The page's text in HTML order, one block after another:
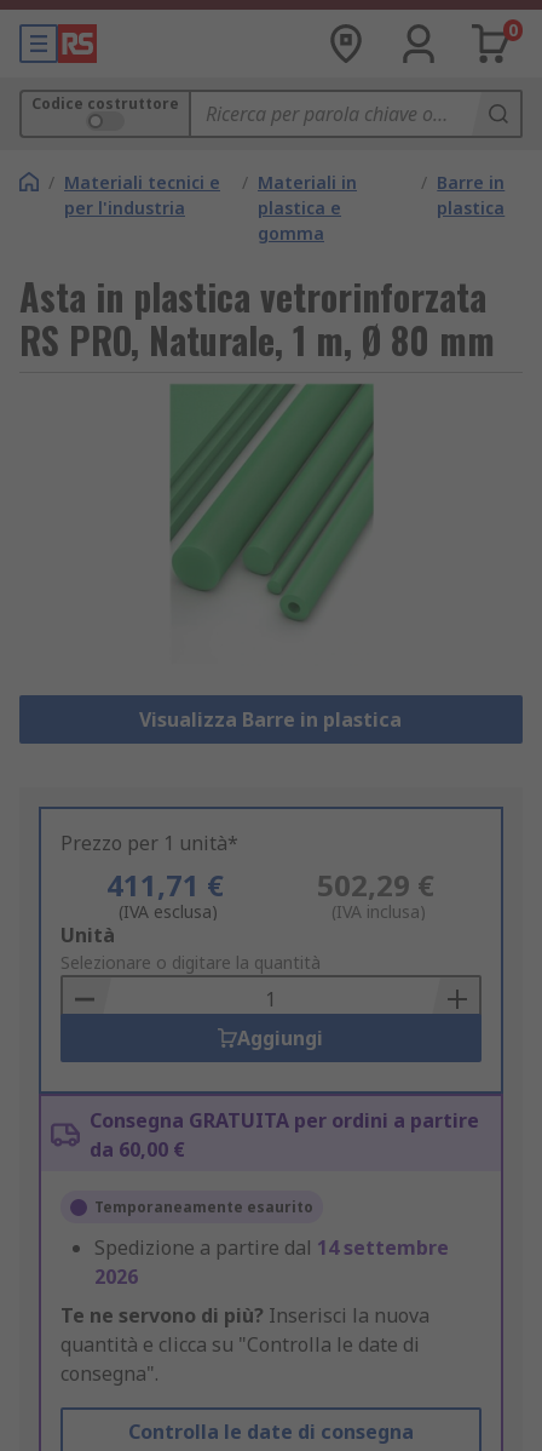
0
Codice costruttore
/ Materiali tecnici e
per l'industria
/ Materiali in
plastica e
gomma
/ Barre in
plastica
Asta in plastica vetrorinforzata
RS PRO, Naturale, 1 m, Ø 80 mm
Visualizza Barre in plastica
Prezzo per 1 unità*
411,71 €
(IVA esclusa)
502,29 €
(IVA inclusa)
Add
to
Basket
Unità
Selezionare o digitare la quantità
Aggiungi
Consegna GRATUITA per ordini a partire
da 60,00 €
Temporaneamente esaurito
Spedizione a partire dal 14 settembre
2026
Te ne servono di più? Inserisci la nuova
quantità e clicca su "Controlla le date di
consegna".
Controlla le date di consegna